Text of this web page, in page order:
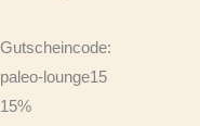
Gutscheincode:
paleo-lounge15
15%